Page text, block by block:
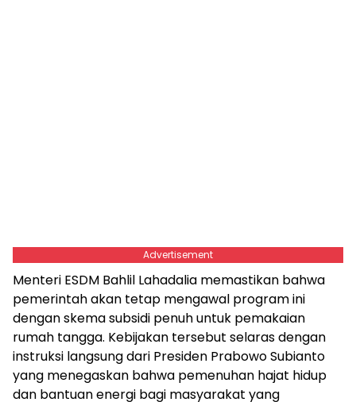
Advertisement
Menteri ESDM Bahlil Lahadalia memastikan bahwa
pemerintah akan tetap mengawal program ini
dengan skema subsidi penuh untuk pemakaian
rumah tangga. Kebijakan tersebut selaras dengan
instruksi langsung dari Presiden Prabowo Subianto
yang menegaskan bahwa pemenuhan hajat hidup
dan bantuan energi bagi masyarakat yang